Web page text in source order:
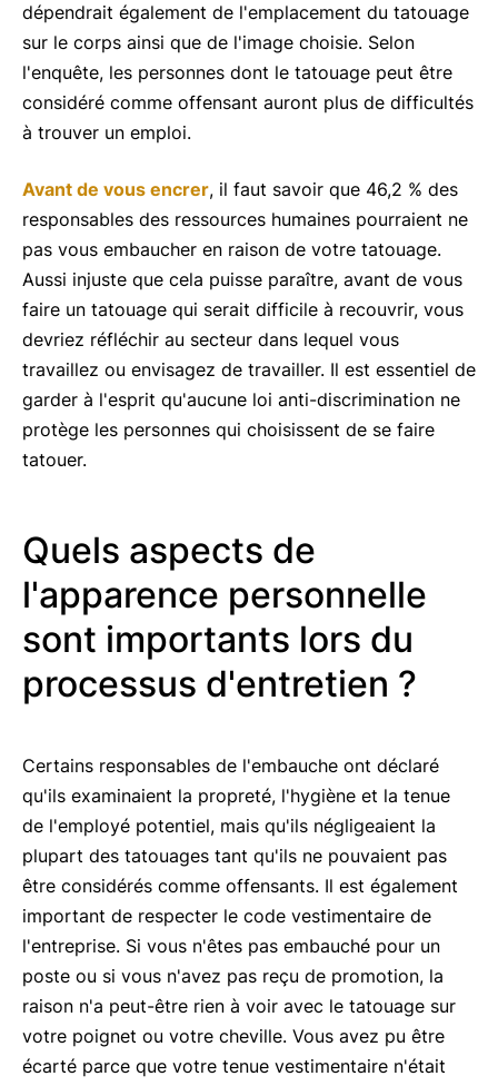
dépendrait également de l'emplacement du tatouage
sur le corps ainsi que de l'image choisie. Selon
l'enquête, les personnes dont le tatouage peut être
considéré comme offensant auront plus de difficultés
à trouver un emploi.
Avant de vous encrer, il faut savoir que 46,2 % des
responsables des ressources humaines pourraient ne
pas vous embaucher en raison de votre tatouage.
Aussi injuste que cela puisse paraître, avant de vous
faire un tatouage qui serait difficile à recouvrir, vous
devriez réfléchir au secteur dans lequel vous
travaillez ou envisagez de travailler. Il est essentiel de
garder à l'esprit qu'aucune loi anti-discrimination ne
protège les personnes qui choisissent de se faire
tatouer.
Quels aspects de
l'apparence personnelle
sont importants lors du
processus d'entretien ?
Certains responsables de l'embauche ont déclaré
qu'ils examinaient la propreté, l'hygiène et la tenue
de l'employé potentiel, mais qu'ils négligeaient la
plupart des tatouages tant qu'ils ne pouvaient pas
être considérés comme offensants. Il est également
important de respecter le code vestimentaire de
l'entreprise. Si vous n'êtes pas embauché pour un
poste ou si vous n'avez pas reçu de promotion, la
raison n'a peut-être rien à voir avec le tatouage sur
votre poignet ou votre cheville. Vous avez pu être
écarté parce que votre tenue vestimentaire n'était